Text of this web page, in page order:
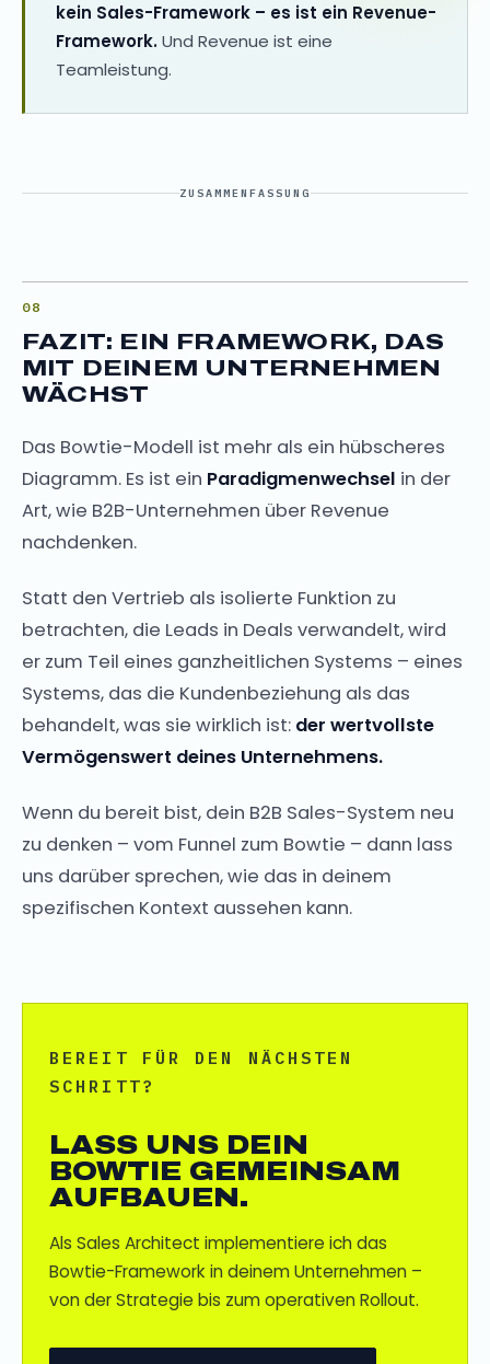
kein Sales-Framework – es ist ein Revenue-
Framework.Und Revenue ist eine
Teamleistung.
ZUSAMMENFASSUNG
FAZIT: EIN FRAMEWORK, DAS
MIT DEINEM UNTERNEHMEN
WÄCHST
Das Bowtie-Modell ist mehr als ein hübscheres
Diagramm. Es ist ein Paradigmenwechsel in der
Art, wie B2B-Unternehmen über Revenue
nachdenken.
Statt den Vertrieb als isolierte Funktion zu
betrachten, die Leads in Deals verwandelt, wird
er zum Teil eines ganzheitlichen Systems – eines
Systems, das die Kundenbeziehung als das
behandelt, was sie wirklich ist: der wertvollste
Vermögenswert deines Unternehmens.
Wenn du bereit bist, dein B2B Sales-System neu
zu denken – vom Funnel zum Bowtie – dann lass
uns darüber sprechen, wie das in deinem
spezifischen Kontext aussehen kann.
BEREIT FÜR DEN NÄCHSTEN
SCHRITT?
LASS UNS DEIN
BOWTIE GEMEINSAM
AUFBAUEN.
Als Sales Architect implementiere ich das
Bowtie-Framework in deinem Unternehmen –
von der Strategie bis zum operativen Rollout.